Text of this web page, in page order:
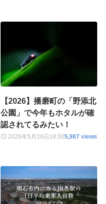
【2026】播磨町の「野添北
公園」で今年もホタルが確
認されてるみたい！
2026年5月26日 18:005,987 views